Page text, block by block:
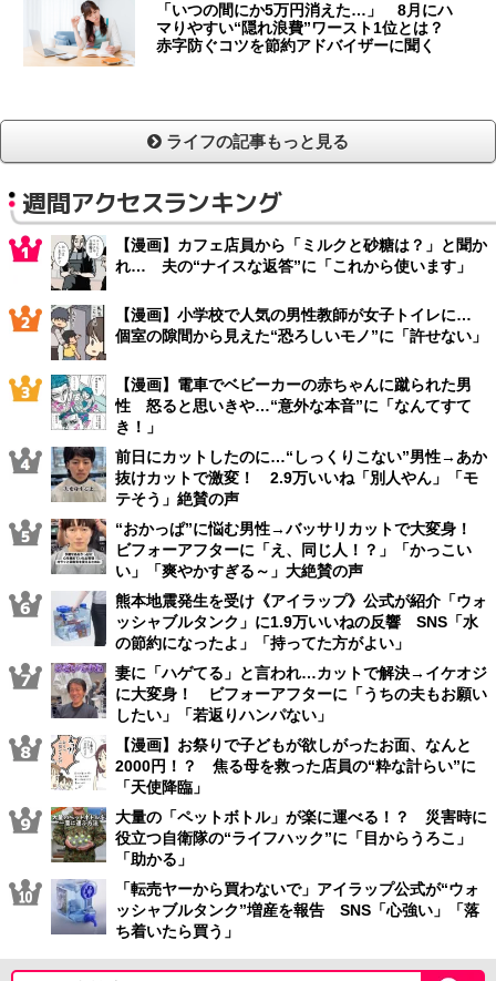
「いつの間にか5万円消えた…」 8月にハ
マりやすい“隠れ浪費”ワースト1位とは？
赤字防ぐコツを節約アドバイザーに聞く
ライフの記事もっと見る
週間アクセスランキング
【漫画】カフェ店員から「ミルクと砂糖は？」と聞か
れ… 夫の“ナイスな返答”に「これから使います」
【漫画】小学校で人気の男性教師が女子トイレに…
個室の隙間から見えた“恐ろしいモノ”に「許せない」
【漫画】電車でベビーカーの赤ちゃんに蹴られた男
性 怒ると思いきや…“意外な本音”に「なんてすて
き！」
前日にカットしたのに…“しっくりこない”男性→あか
抜けカットで激変！ 2.9万いいね「別人やん」「モ
テそう」絶賛の声
“おかっぱ”に悩む男性→バッサリカットで大変身！
ビフォーアフターに「え、同じ人！？」「かっこい
い」「爽やかすぎる～」大絶賛の声
熊本地震発生を受け《アイラップ》公式が紹介「ウォ
ッシャブルタンク」に1.9万いいねの反響 SNS「水
の節約になったよ」「持ってた方がよい」
妻に「ハゲてる」と言われ…カットで解決→イケオジ
に大変身！ ビフォーアフターに「うちの夫もお願い
したい」「若返りハンパない」
【漫画】お祭りで子どもが欲しがったお面、なんと
2000円！？ 焦る母を救った店員の“粋な計らい”に
「天使降臨」
大量の「ペットボトル」が楽に運べる！？ 災害時に
役立つ自衛隊の“ライフハック”に「目からうろこ」
「助かる」
「転売ヤーから買わないで」アイラップ公式が“ウォ
ッシャブルタンク”増産を報告 SNS「心強い」「落
ち着いたら買う」